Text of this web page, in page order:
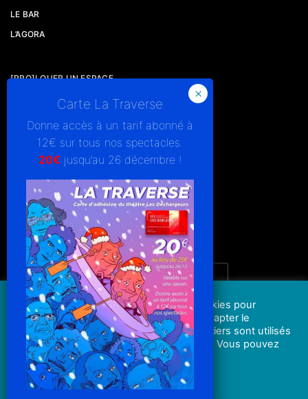
LE BAR
L’AGORA
[PRO]LOUER UN ESPACE
[PRO]POUR LES COMPAGNIES
POLITIQUE DE CONFIDENTIALITÉ
MENTIONS LÉGALES
GESTION DES COOKIES
UNE ÉQUIPE ACCESSIBLE
JE M'ABONNE À LA NEWSLETTER
ADRESSE MAIL*
J'ai lu et acceptela politique de confidentialité.
lesdechargeurs.fr utilise ses propres cookies pour
permettre une navigation sécurisée et adapter le
contenu du site. De même, des cookies tiers sont utilisés
pour analyser la navigation de l'utilisateur. Vous pouvez
consulter notre politique de cookiesici
Réglages Accepter
Donne accès à un tarif abonné à
12€ sur tous nos spectacles.
20€ jusqu’au 26 décembre !